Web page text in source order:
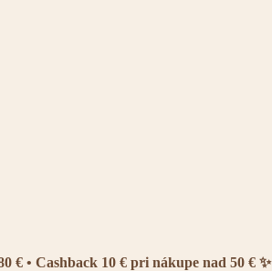
€ • Cashback 10 € pri nákupe nad 50 € ✨